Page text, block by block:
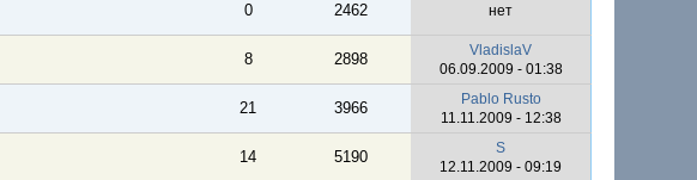
0 2462 нет
8 2898
VladislaV
06.09.2009 - 01:38
21 3966
Pablo Rusto
11.11.2009 - 12:38
14 5190
S
12.11.2009 - 09:19